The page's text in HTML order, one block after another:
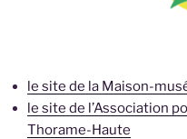
le site de la Maison-
le site de l’Association
Thorame-Haute